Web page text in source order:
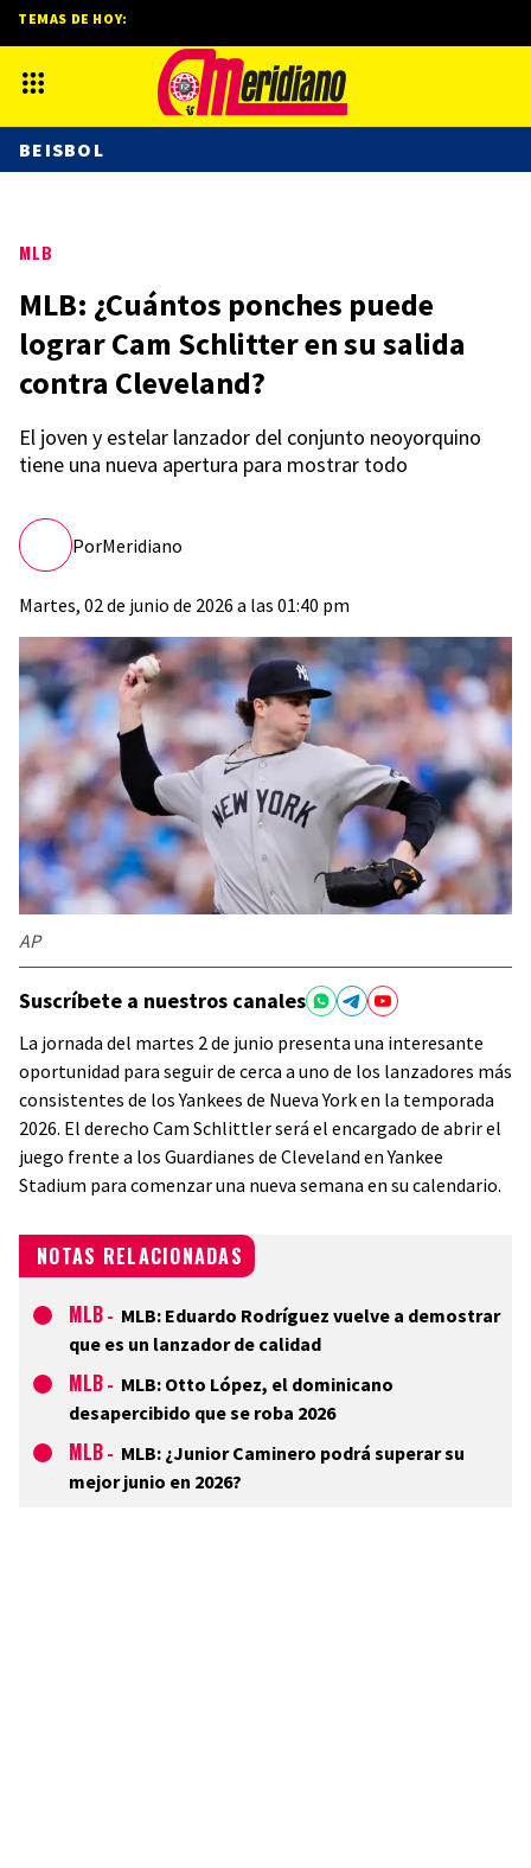
MLB
MLB: ¿Cuántos ponches puede
lograr Cam Schlitter en su salida
contra Cleveland?
El joven y estelar lanzador del conjunto neoyorquino
tiene una nueva apertura para mostrar todo
PorMeridiano
Martes, 02 de junio de 2026 a las 01:40 pm
AP
Suscríbete a nuestros canales
La jornada del martes 2 de junio presenta una interesante
oportunidad para seguir de cerca a uno de los lanzadores más
consistentes de los Yankees de Nueva York en la temporada
2026. El derecho Cam Schlittler será el encargado de abrir el
juego frente a los Guardianes de Cleveland en Yankee
Stadium para comenzar una nueva semana en su calendario.
NOTAS RELACIONADAS
MLB - MLB: Eduardo Rodríguez vuelve a demostrar
que es un lanzador de calidad
MLB - MLB: Otto López, el dominicano
desapercibido que se roba 2026
MLB - MLB: ¿Junior Caminero podrá superar su
mejor junio en 2026?
TEMAS DE HOY:
BEISBOL